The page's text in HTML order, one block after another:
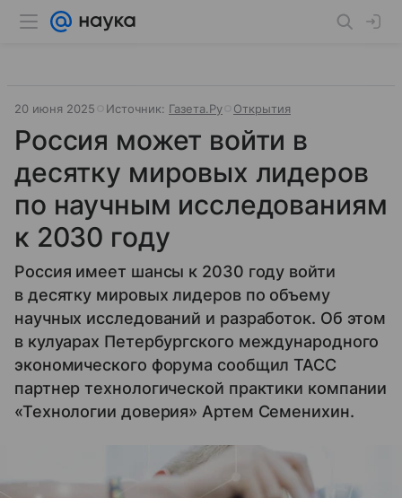
20 июня 2025 Источник: Газета.Ру Открытия
Россия может войти в
десятку мировых лидеров
по научным исследованиям
к 2030 году
Россия имеет шансы к 2030 году войти
в десятку мировых лидеров по объему
научных исследований и разработок. Об этом
в кулуарах Петербургского международного
экономического форума сообщил ТАСС
партнер технологической практики компании
«Технологии доверия» Артем Семенихин.